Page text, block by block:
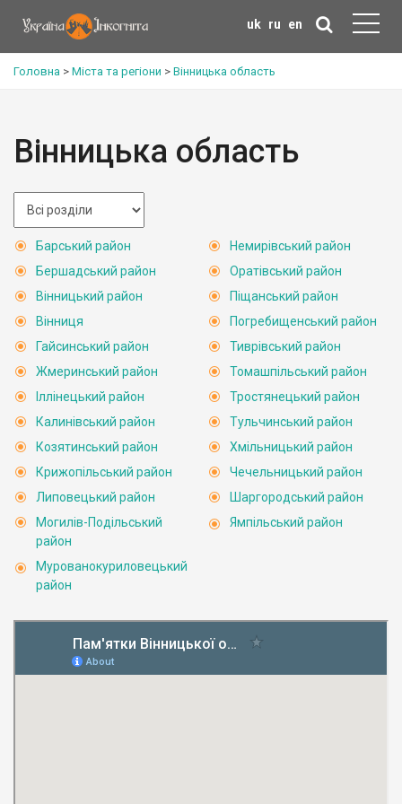
uk ru en
Головна > Міста та регіони > Вінницька область
Вінницька область
Барський район
Бершадський район
Вінницький район
Вінниця
Гайсинський район
Жмеринський район
Іллінецький район
Калинівський район
Козятинський район
Крижопільський район
Липовецький район
Могилів-Подільський
район
Мурованокуриловецький
район
Немирівський район
Оратівський район
Піщанський район
Погребищенський район
Тиврівський район
Томашпільський район
Тростянецький район
Тульчинський район
Хмільницький район
Чечельницький район
Шаргородський район
Ямпільський район